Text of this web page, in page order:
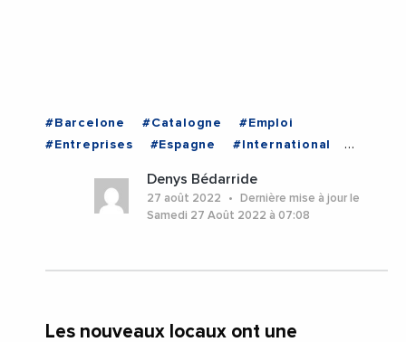
#Barcelone #Catalogne
#Emploi
#Entreprises
#Espagne
#International
#VieDesEntreprises
#Barcelone
#Catalogne
#Espagne
Denys Bédarride
27 août 2022
Dernière mise à jour le
Samedi 27 Août 2022 à 07:08
Les nouveaux locaux ont une